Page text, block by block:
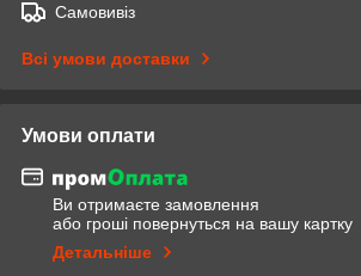
Самовивіз
Всі умови доставки
Умови оплати
Ви отримаєте замовлення
або гроші повернуться на вашу картку
Детальніше